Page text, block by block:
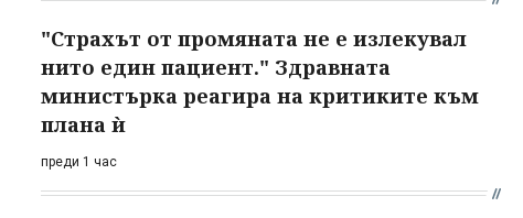
"Страхът от промяната не е излекувал
нито един пациент." Здравната
министърка реагира на критиките към
плана ѝ
преди 1 час